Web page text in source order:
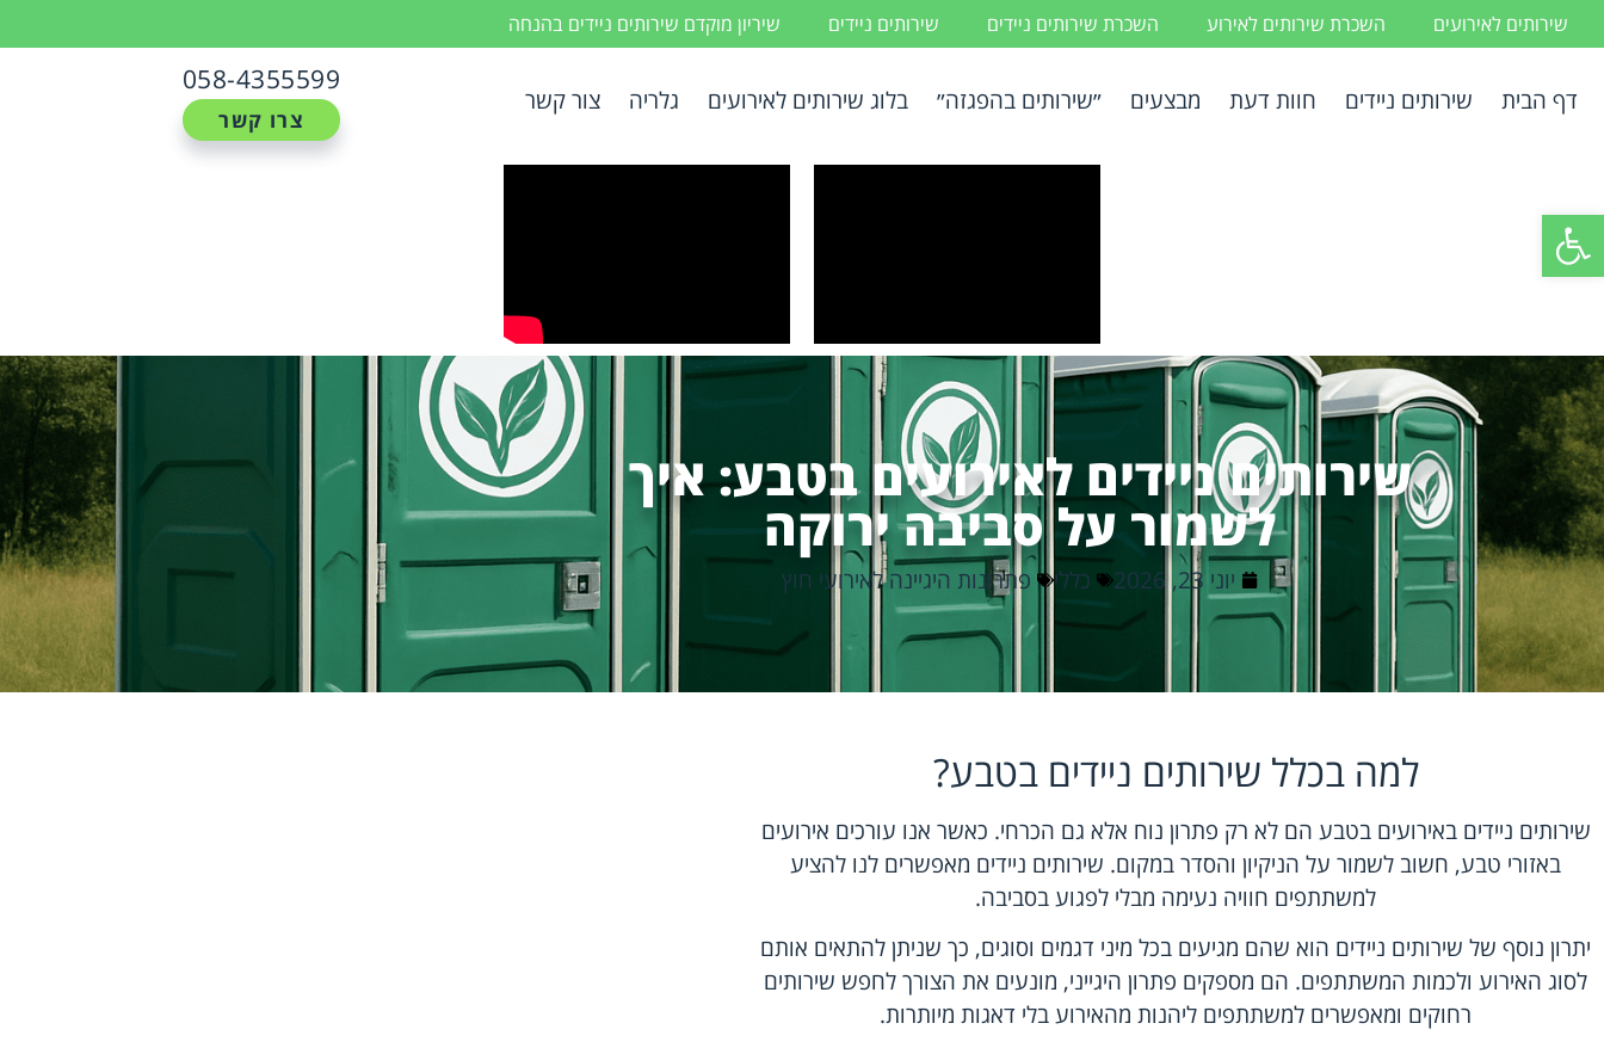
פתח סרגל נגישות
שירותים לאירועים השכרת שירותים לאירוע השכרת שירותים ניידים שירותים ניידים שיריון מוקדם שירותים ניידים בהנחה
דף הבית שירותים ניידים חוות דעת מבצעים ״שירותים בהפגזה״ בלוג שירותים לאירועים גלריה צור קשר
058-4355599
צרו קשר
שירותים ניידים לאירועים בטבע: איך
לשמור על סביבה ירוקה
יוני 23, 2026 כללי פתרונות היגיינה לאירועי חוץ
למה בכלל שירותים ניידים בטבע?
שירותים ניידים באירועים בטבע הם לא רק פתרון נוח אלא גם הכרחי. כאשר אנו עורכים אירועים
באזורי טבע, חשוב לשמור על הניקיון והסדר במקום. שירותים ניידים מאפשרים לנו להציע
למשתתפים חוויה נעימה מבלי לפגוע בסביבה.
יתרון נוסף של שירותים ניידים הוא שהם מגיעים בכל מיני דגמים וסוגים, כך שניתן להתאים אותם
לסוג האירוע ולכמות המשתתפים. הם מספקים פתרון היגייני, מונעים את הצורך לחפש שירותים
רחוקים ומאפשרים למשתתפים ליהנות מהאירוע בלי דאגות מיותרות.